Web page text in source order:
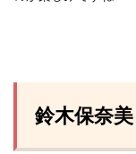
鈴木保奈